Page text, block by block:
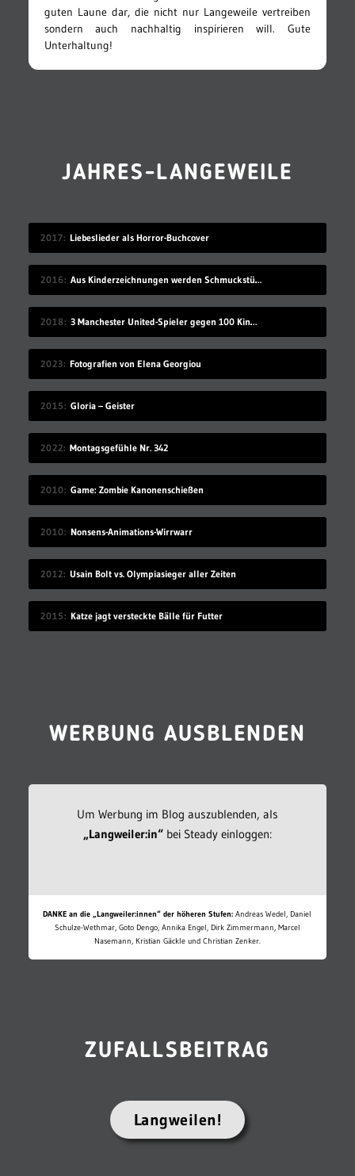
guten Laune dar, die nicht nur Langeweile vertreiben
sondern auch nachhaltig inspirieren will. Gute
Unterhaltung!
JAHRES-LANGEWEILE
2017 Liebeslieder als Horror-Buchcover
2016 Aus Kinderzeichnungen werden Schmuckstücke
2018 3 Manchester United-Spieler gegen 100 Kinder
2023 Fotografien von Elena Georgiou
2015 Gloria – Geister
2022 Montagsgefühle Nr. 342
2010 Game: Zombie Kanonenschießen
2010 Nonsens-Animations-Wirrwarr
2012 Usain Bolt vs. Olympiasieger aller Zeiten
2015 Katze jagt versteckte Bälle für Futter
WERBUNG AUSBLENDEN
Um Werbung im Blog auszublenden, als
„Langweiler:in“bei Steady einloggen:
DANKE an die „Langweiler:innen“ der höheren Stufen: Andreas Wedel, Daniel
Schulze-Wethmar, Goto Dengo, Annika Engel, Dirk Zimmermann, Marcel
Nasemann, Kristian Gäckle und Christian Zenker.
ZUFALLSBEITRAG
Langweilen!